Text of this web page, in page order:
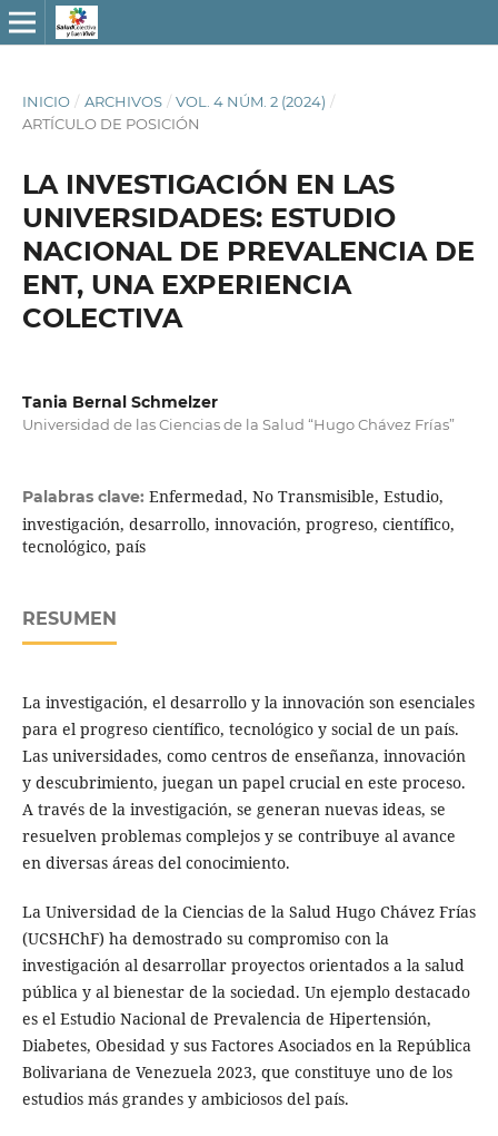
INICIO / ARCHIVOS / VOL. 4 NÚM. 2 (2024) /
ARTÍCULO DE POSICIÓN
LA INVESTIGACIÓN EN LAS
UNIVERSIDADES: ESTUDIO
NACIONAL DE PREVALENCIA DE
ENT, UNA EXPERIENCIA
COLECTIVA
Tania Bernal Schmelzer
Universidad de las Ciencias de la Salud “Hugo Chávez Frías”
Palabras clave: Enfermedad, No Transmisible, Estudio,
investigación, desarrollo, innovación, progreso, científico,
tecnológico, país
RESUMEN
La investigación, el desarrollo y la innovación son esenciales
para el progreso científico, tecnológico y social de un país.
Las universidades, como centros de enseñanza, innovación
y descubrimiento, juegan un papel crucial en este proceso.
A través de la investigación, se generan nuevas ideas, se
resuelven problemas complejos y se contribuye al avance
en diversas áreas del conocimiento.
La Universidad de la Ciencias de la Salud Hugo Chávez Frías
(UCSHChF) ha demostrado su compromiso con la
investigación al desarrollar proyectos orientados a la salud
pública y al bienestar de la sociedad. Un ejemplo destacado
es el Estudio Nacional de Prevalencia de Hipertensión,
Diabetes, Obesidad y sus Factores Asociados en la República
Bolivariana de Venezuela 2023, que constituye uno de los
estudios más grandes y ambiciosos del país.